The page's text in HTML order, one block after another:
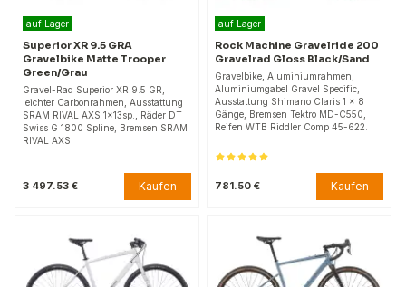
auf Lager
Superior XR 9.5 GRA
Gravelbike Matte Trooper
Green/Grau
Gravel-Rad Superior XR 9.5 GR,
leichter Carbonrahmen, Ausstattung
SRAM RIVAL AXS 1x13sp., Räder DT
Swiss G 1800 Spline, Bremsen SRAM
RIVAL AXS
3 497.53 € Kaufen
auf Lager
Rock Machine Gravelride 200
Gravelrad Gloss Black/Sand
Gravelbike, Aluminiumrahmen,
Aluminiumgabel Gravel Specific,
Ausstattung Shimano Claris 1 x 8
Gänge, Bremsen Tektro MD-C550,
Reifen WTB Riddler Comp 45-622.
781.50 € Kaufen